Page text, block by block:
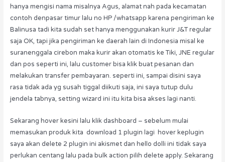
hanya mengisi nama misalnya Agus, alamat nah pada kecamatan
contoh denpasar timur lalu no HP /whatsapp karena pengiriman ke
Balinusa tadi kita sudah set hanya menggunakan kurir J&T regular
saja OK, tapi jika pengiriman ke daerah lain di Indonesia misal ke
suranenggala cirebon maka kurir akan otomatis ke Tiki, JNE regular
dan pos seperti ini, lalu customer bisa klik buat pesanan dan
melakukan transfer pembayaran. seperti ini, sampai disini saya
rasa tidak ada yg susah tiggal diikuti saja, ini saya tutup dulu
jendela tabnya, setting wizard ini itu kita bisa akses lagi nanti.
Sekarang hover kesini lalu klik dashboard – sebelum mulai
memasukan produk kita download 1 plugin lagi hover keplugin
saya akan delete 2 plugin ini akismet dan hello dolli ini tidak saya
perlukan centang lalu pada bulk action pilih delete apply. Sekarang